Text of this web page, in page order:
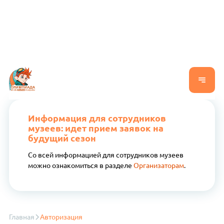
Информация для сотрудников
музеев: идет прием заявок на
будущий сезон
Со всей информацией для сотрудников музеев
можно ознакомиться в разделе Организаторам.
Главная Авторизация